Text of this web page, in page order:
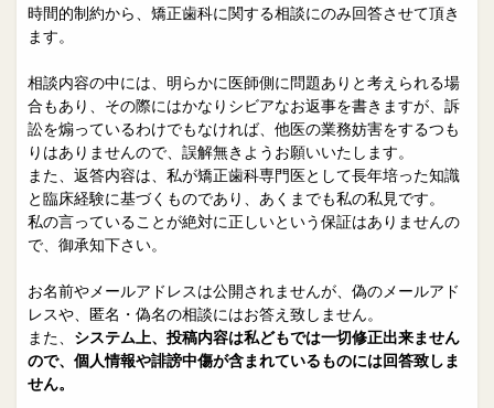
院長日誌 治療相談
スタッフブログ サイトマップ
0263-54-6622
MAILはこちら
時間的制約から、矯正歯科に関する相談にのみ回答させて頂き
ます。
相談内容の中には、明らかに医師側に問題ありと考えられる場
合もあり、その際にはかなりシビアなお返事を書きますが、訴
訟を煽っているわけでもなければ、他医の業務妨害をするつも
りはありませんので、誤解無きようお願いいたします。
また、返答内容は、私が矯正歯科専門医として長年培った知識
と臨床経験に基づくものであり、あくまでも私の私見です。
私の言っていることが絶対に正しいという保証はありませんの
で、御承知下さい。
お名前やメールアドレスは公開されませんが、偽のメールアド
レスや、匿名・偽名の相談にはお答え致しません。
また、 システム上、投稿内容は私どもでは一切修正出来ません
ので、個人情報や誹謗中傷が含まれているものには回答致しま
せん。